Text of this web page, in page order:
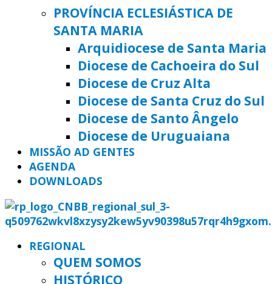
PROVÍNCIA ECLESIÁSTICA DE
SANTA MARIA
Arquidiocese de Santa Maria
Diocese de Cachoeira do Sul
Diocese de Cruz Alta
Diocese de Santa Cruz do Sul
Diocese de Santo Ângelo
Diocese de Uruguaiana
MISSÃO AD GENTES
AGENDA
DOWNLOADS
REGIONAL
QUEM SOMOS
HISTÓRICO